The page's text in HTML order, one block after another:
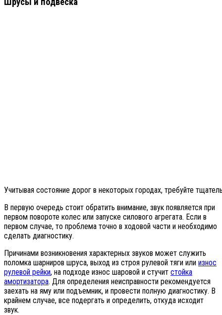
Учитывая состояние дорог в некоторых городах, требуйте
В первую очередь стоит обратить внимание, звук появляется при
первом повороте колес или запуске силового агрегата. Если в
первом случае, то проблема точно в ходовой части и необходимо
сделать диагностику.
Причинами возникновения характерных звуков может служить
поломка шарниров шруса, выход из строя рулевой тяги или износ
рулевой рейки, на подходе износ шаровой и стучит стойка
амортизатора. Для определения неисправности рекомендуется
заехать на яму или подъемник, и провести полную диагностику. В
крайнем случае, все подергать и определить, откуда исходит
звук.